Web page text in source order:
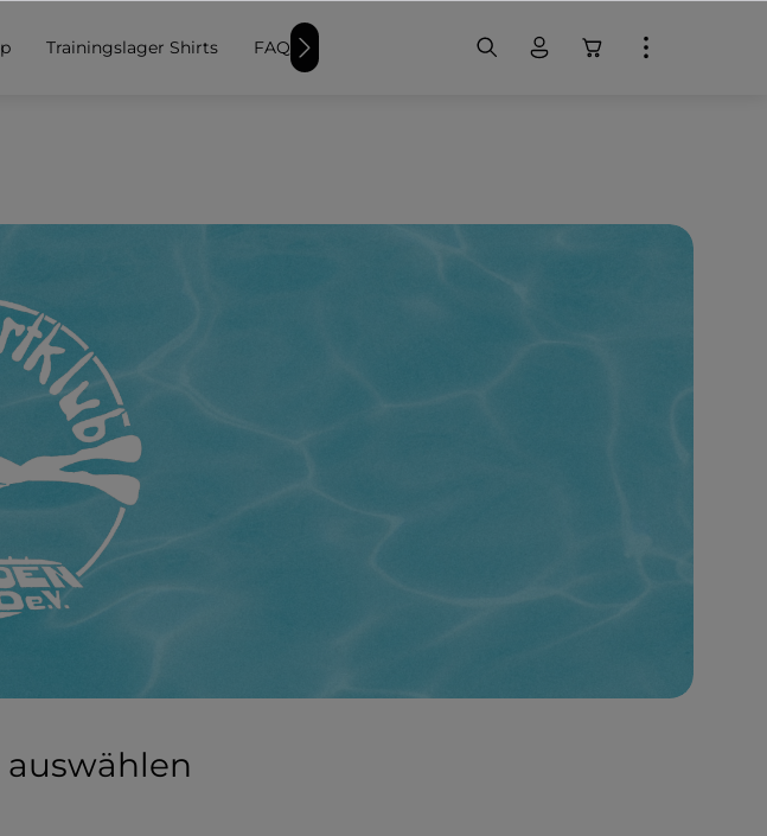
Trainingslager Shirts FAQ Weitere Schwimmer-Produkte Badekappen